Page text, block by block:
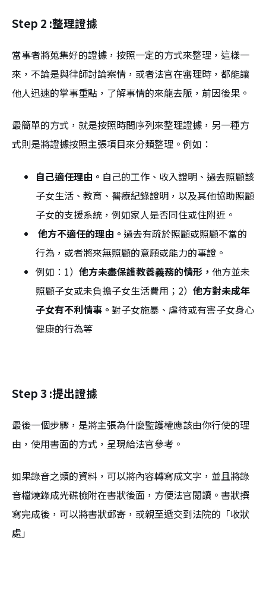
Step 2 :整理證據
當事者將蒐集好的證據，按照一定的方式來整理，這樣一
來，不論是與律師討論案情，或者法官在審理時，都能讓
他人迅速的掌事重點，了解事情的來龍去脈，前因後果。
最簡單的方式，就是按照時間序列來整理證據，另一種方
式則是將證據按照主張項目來分類整理。例如：
自己適任理由。 自己的工作、收入證明、過去照顧該
子女生活、教育、醫療紀錄證明，以及其他協助照顧
子女的支援系統，例如家人是否同住或住附近。
他方不適任的理由。 過去有疏於照顧或照顧不當的
行為，或者將來無照顧的意願或能力的事證。
例如：1） 他方未盡保護教養義務的情形， 他方並未
照顧子女或未負擔子女生活費用；2） 他方對未成年
子女有不利情事。 對子女施暴、虐待或有害子女身心
健康的行為等
Step 3 :提出證據
最後一個步驟，是將主張為什麼監護權應該由你行使的理
由，使用書面的方式，呈現給法官參考。
如果錄音之類的資料，可以將內容轉寫成文字，並且將錄
音檔燒錄成光碟檢附在書狀後面，方便法官閱讀。書狀撰
寫完成後，可以將書狀郵寄，或親至遞交到法院的「收狀
處」